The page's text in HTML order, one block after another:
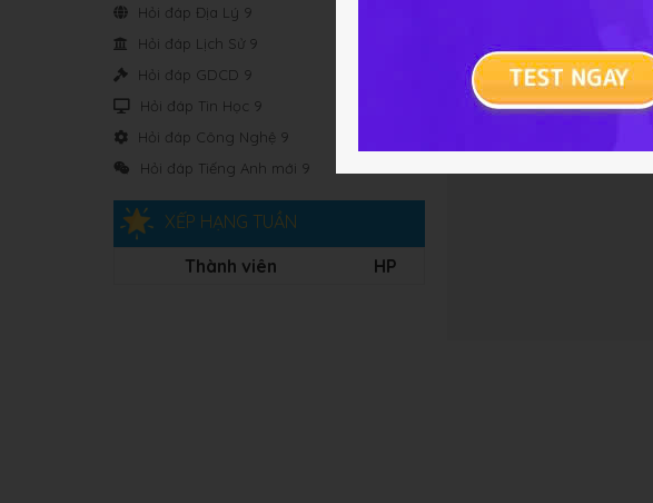
Hỏi đáp Địa Lý 9
Hỏi đáp Lịch Sử 9
Hỏi đáp GDCD 9
Hỏi đáp Tin Học 9
Hỏi đáp Công Nghệ 9
Hỏi đáp Tiếng Anh mới 9
XẾP HẠNG TUẦN
Thành viên
HP